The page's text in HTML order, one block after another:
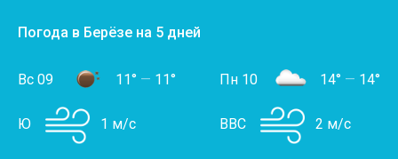
Погода в Берёзе на 5 дней
Вс 09 11° — 11°
Ю 1 м/с
Пн 10 14° — 14°
ВВС 2 м/с